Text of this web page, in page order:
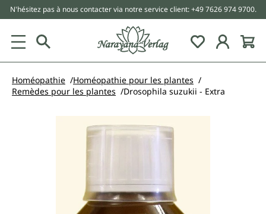
principal
N'hésitez pas à nous contacter via notre service client: +49 7626 974 9700.
Homéopathie
Homéopathie pour les plantes
Remèdes pour les plantes
Drosophila suzukii - Extra
Ignorer la galerie d'images